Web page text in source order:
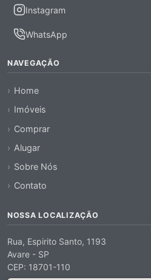
Instagram
WhatsApp
NAVEGAÇÃO
Home
Imóveis
Comprar
Alugar
Sobre Nós
Contato
NOSSA LOCALIZAÇÃO
Rua, Espirito Santo, 1193
Avare - SP
CEP: 18701-110